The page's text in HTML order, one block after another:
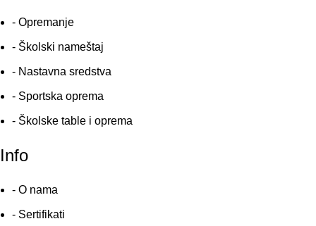
- Opremanje
- Školski nameštaj
- Nastavna sredstva
- Sportska oprema
- Školske table i oprema
Info
- O nama
- Sertifikati